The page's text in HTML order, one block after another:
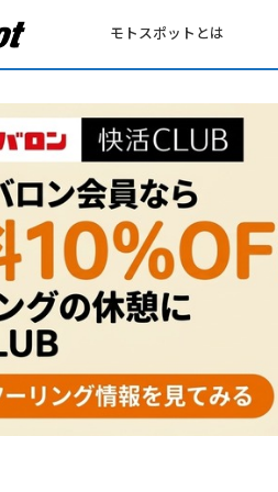
モトスポットとは